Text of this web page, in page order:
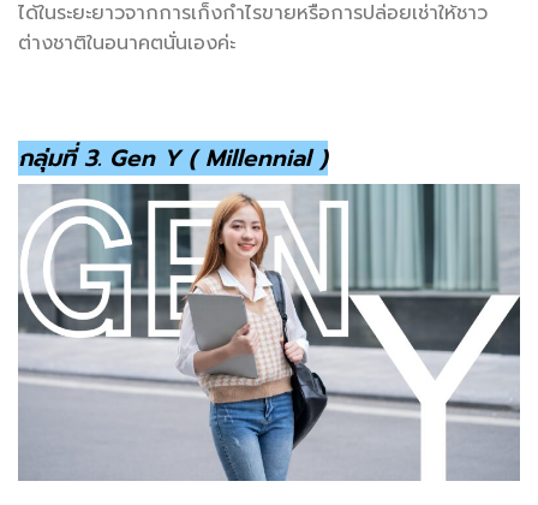
ได้ในระยะยาวจากการเก็งกำไรขายหรือการปล่อยเช่าให้ชาว
ต่างชาติในอนาคตนั่นเองค่ะ
กลุ่มที่ 3. Gen Y ( Millennial )